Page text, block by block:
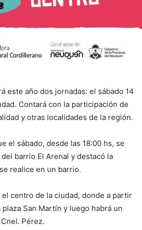
este año dos jornadas: el sábado 14
Contará con la participación de
y otras localidades de la región.
el sábado, desde las 18:00 hs, se
barrio El Arenal y destacó la
realice en un barrio.
centro de la ciudad, donde a partir
San Martín y luego habrá un
Pérez.